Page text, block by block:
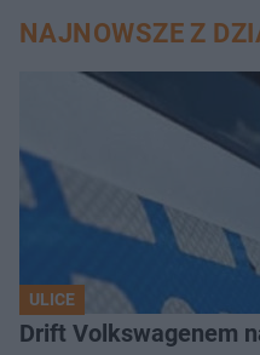
NAJNOWSZE Z
ULICE
Drift Volkswagenem